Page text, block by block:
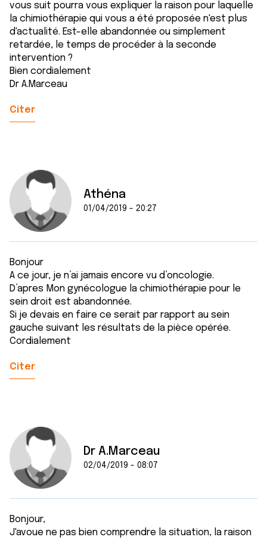
vous suit pourra vous expliquer la raison pour laquelle
la chimiothérapie qui vous a été proposée n'est plus
d'actualité. Est-elle abandonnée ou simplement
retardée, le temps de procéder à la seconde
intervention ?
Bien cordialement
Dr A.Marceau
Citer
Athéna
01/04/2019 - 20:27
Bonjour
A ce jour, je n’ai jamais encore vu d’oncologie.
D’apres Mon gynécologue la chimiothérapie pour le
sein droit est abandonnée.
Si je devais en faire ce serait par rapport au sein
gauche suivant les résultats de la pièce opérée.
Cordialement
Citer
Dr A.Marceau
02/04/2019 - 08:07
Bonjour,
J'avoue ne pas bien comprendre la situation, la raison